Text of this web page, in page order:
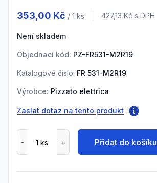
353,00 Kč / 1 ks Cena s DPH
427,13 Kč s DPH
Není skladem
Objednací kód: PZ-FR531-M2R19
Katalogové číslo: FR 531-M2R19
Výrobce: Pizzato elettrica
Zaslat dotaz na tento produkt
Přidat do košíku